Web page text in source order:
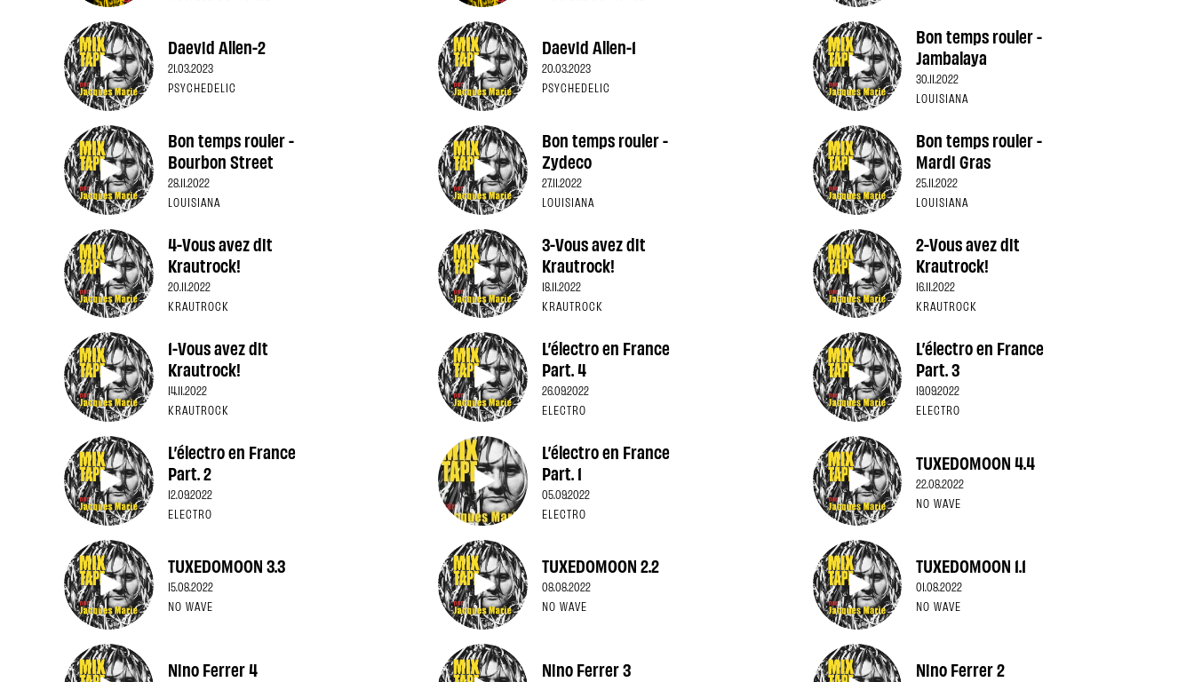
Daevid Allen-2
21.03.2023
PSYCHEDELIC
Daevid Allen-1
20.03.2023
PSYCHEDELIC
Bon temps rouler -
Jambalaya
30.11.2022
LOUISIANA
Bon temps rouler -
Bourbon Street
28.11.2022
LOUISIANA
Bon temps rouler -
Zydeco
27.11.2022
LOUISIANA
Bon temps rouler -
Mardi Gras
25.11.2022
LOUISIANA
4-Vous avez dit
Krautrock!
20.11.2022
KRAUTROCK
3-Vous avez dit
Krautrock!
18.11.2022
KRAUTROCK
2-Vous avez dit
Krautrock!
16.11.2022
KRAUTROCK
1-Vous avez dit
Krautrock!
14.11.2022
KRAUTROCK
L’électro en France
Part. 4
26.09.2022
ELECTRO
L’électro en France
Part. 3
19.09.2022
ELECTRO
L’électro en France
Part. 2
12.09.2022
ELECTRO
L’électro en France
Part. 1
05.09.2022
ELECTRO
TUXEDOMOON 4.4
22.08.2022
NO WAVE
TUXEDOMOON 3.3
15.08.2022
NO WAVE
TUXEDOMOON 2.2
08.08.2022
NO WAVE
TUXEDOMOON 1.1
01.08.2022
NO WAVE
Nino Ferrer 4 Nino Ferrer 3 Nino Ferrer 2